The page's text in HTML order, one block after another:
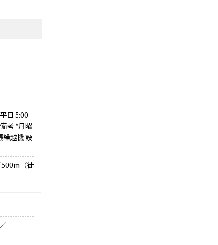
日 5:00
考 *月曜
繰越機 設
500m（徒